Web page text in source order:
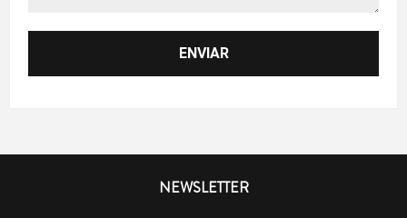
NEWSLETTER